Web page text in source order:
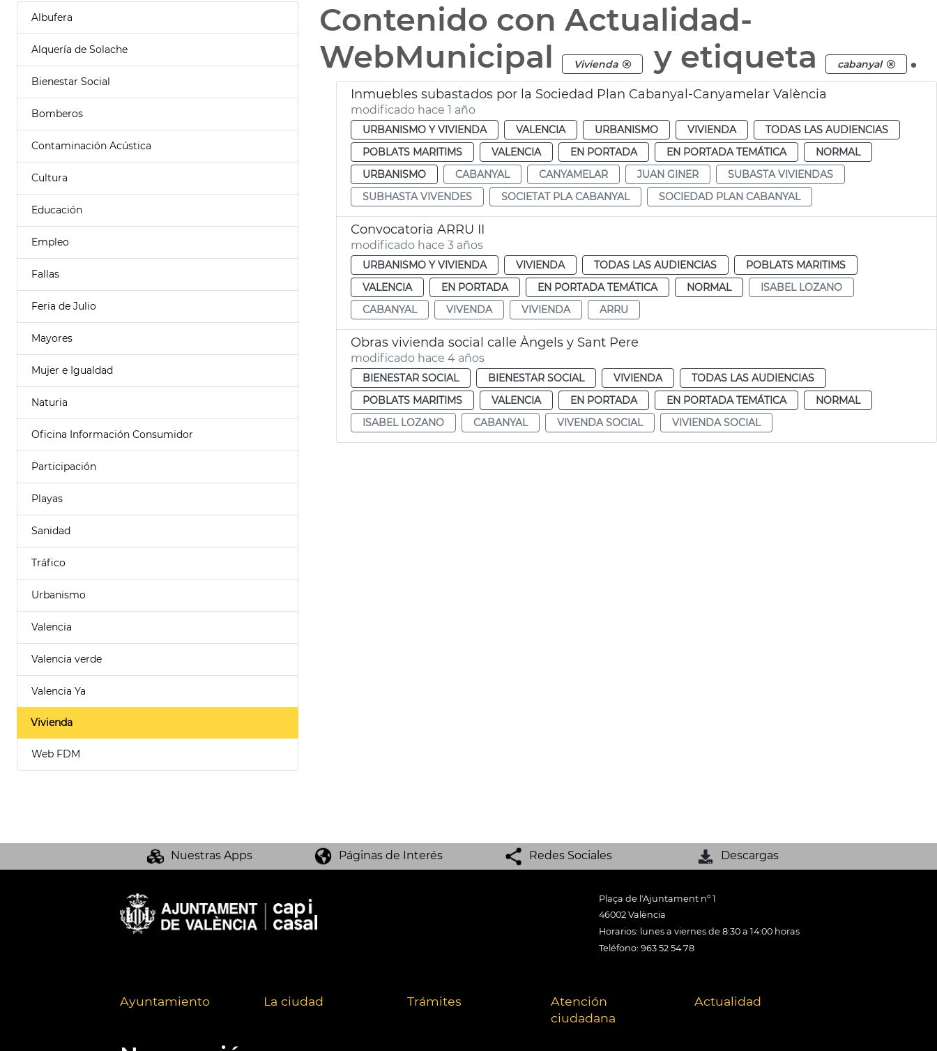
Albufera
Alquería de Solache
Bienestar Social
Bomberos
Contaminación Acústica
Cultura
Educación
Empleo
Fallas
Feria de Julio
Mayores
Mujer e Igualdad
Naturia
Oficina Información Consumidor
Participación
Playas
Sanidad
Tráfico
Urbanismo
Valencia
Valencia verde
Valencia Ya
Vivienda
Web FDM
Contenido con Actualidad-
WebMunicipal
Vivienda y etiqueta cabanyal .
Inmuebles subastados por la Sociedad Plan Cabanyal-Canyamelar València
modificado hace 1 año
URBANISMO Y VIVIENDA VALENCIA URBANISMO VIVIENDA
TODAS LAS AUDIENCIAS
POBLATS MARITIMS
VALENCIA EN PORTADA EN PORTADA TEMÁTICA
NORMAL
URBANISMO
CABANYAL CANYAMELAR JUAN GINER
SUBASTA VIVIENDAS
SUBHASTA VIVENDES
SOCIETAT PLA CABANYAL SOCIEDAD PLAN CABANYAL
Convocatoria ARRU II
modificado hace 3 años
URBANISMO Y VIVIENDA VIVIENDA TODAS LAS AUDIENCIAS
POBLATS MARITIMS
VALENCIA
EN PORTADA EN PORTADA TEMÁTICA NORMAL
ISABEL LOZANO
CABANYAL
VIVENDA VIVIENDA ARRU
Obras vivienda social calle Àngels y Sant Pere
modificado hace 4 años
BIENESTAR SOCIAL BIENESTAR SOCIAL VIVIENDA
TODAS LAS AUDIENCIAS
POBLATS MARITIMS
VALENCIA EN PORTADA EN PORTADA TEMÁTICA
NORMAL
ISABEL LOZANO
CABANYAL VIVENDA SOCIAL VIVIENDA SOCIAL
Nuestras Apps Páginas de Interés Redes Sociales Descargas
Plaça de l'Ajuntament nº 1
46002 València
Horarios: lunes a viernes de 8:30 a 14:00 horas
Teléfono: 963 52 54 78
Ayuntamiento La ciudad Trámites
Atención
ciudadana
Actualidad